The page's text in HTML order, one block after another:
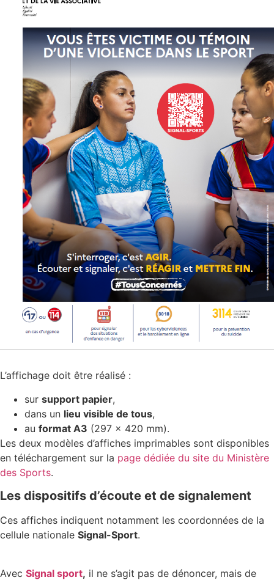
L’affichage doit être réalisé :
sur support papier,
dans un lieu visible de tous,
au format A3 (297 × 420 mm).
Les deux modèles d’affiches imprimables sont disponibles
en téléchargement sur la page dédiée du site du Ministère
des Sports.
Les dispositifs d’écoute et de signalement
Ces affiches indiquent notamment les coordonnées de la
cellule nationale Signal-Sport.
Avec Signal sport, il ne s’agit pas de dénoncer, mais de